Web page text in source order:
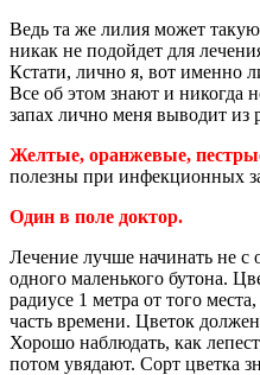
Ведь та же лилия может
никак не подойдет для
Кстати, лично я, вот именно
Все об этом знают и никогда
запах лично меня выводит из
Желтые, оранжевые,
полезны при инфекционных
Один в поле доктор.
Лечение лучше начинать не с
одного маленького бутона.
радиусе 1 метра от того
часть времени. Цветок
Хорошо наблюдать, как
потом увядают. Сорт цветка